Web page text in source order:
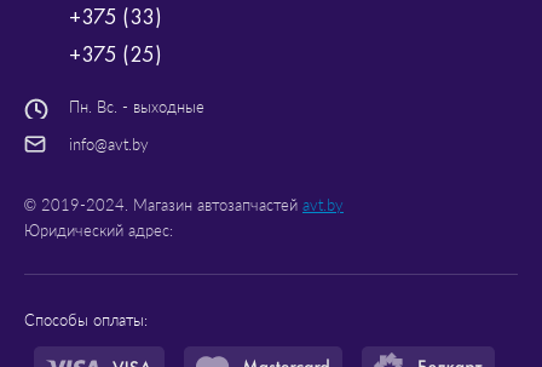
+375 (33)
+375 (25)
Пн. Вс. - выходные
info@avt.by
© 2019-2024. Магазин автозапчастей avt.by
Юридический адрес:
Способы оплаты: